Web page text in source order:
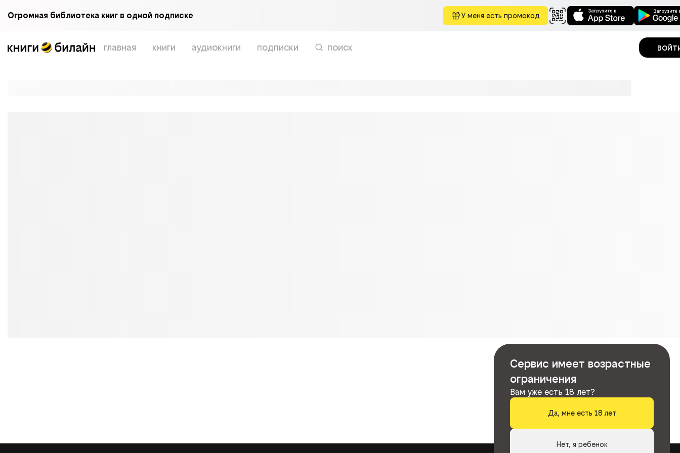
Огромная библиотека книг в одной подписке У меня есть промокод
главная книги аудиокниги подписки поиск
Сервис имеет возрастные
ограничения
Вам уже есть 18 лет?
Да, мне есть 18 лет
Нет, я ребенок